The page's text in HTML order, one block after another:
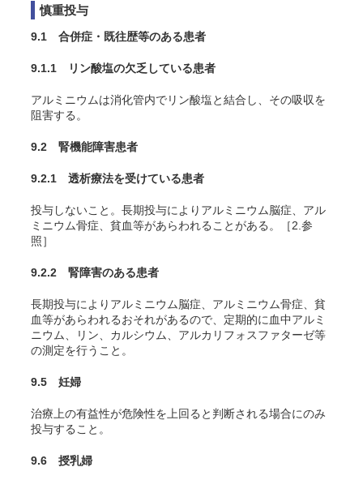
慎重投与
9.1 合併症・既往歴等のある患者
9.1.1 リン酸塩の欠乏している患者
アルミニウムは消化管内でリン酸塩と結合し、その吸収を
阻害する。
9.2 腎機能障害患者
9.2.1 透析療法を受けている患者
投与しないこと。長期投与によりアルミニウム脳症、アル
ミニウム骨症、貧血等があらわれることがある。［2.参
照］
9.2.2 腎障害のある患者
長期投与によりアルミニウム脳症、アルミニウム骨症、貧
血等があらわれるおそれがあるので、定期的に血中アルミ
ニウム、リン、カルシウム、アルカリフォスファターゼ等
の測定を行うこと。
9.5 妊婦
治療上の有益性が危険性を上回ると判断される場合にのみ
投与すること。
9.6 授乳婦